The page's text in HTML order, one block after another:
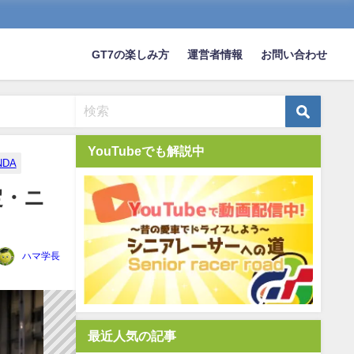
GT7の楽しみ方 運営者情報 お問い合わせ
ニ
ハマ学長
YouTubeでも解説中
最近人気の記事